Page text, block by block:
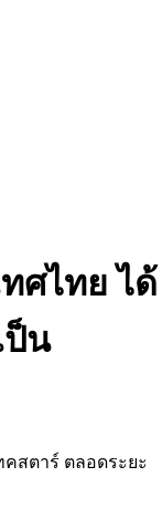
ศไทย ได้
ป็น
สตาร์ ตลอดระยะ